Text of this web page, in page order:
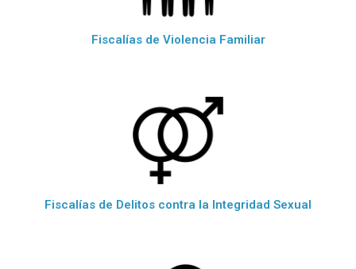
Fiscalías de Violencia Familiar
Fiscalías de Delitos contra la Integridad Sexual